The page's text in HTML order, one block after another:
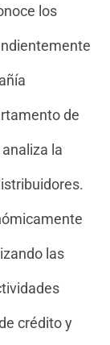
los
de
la
las
crédito y